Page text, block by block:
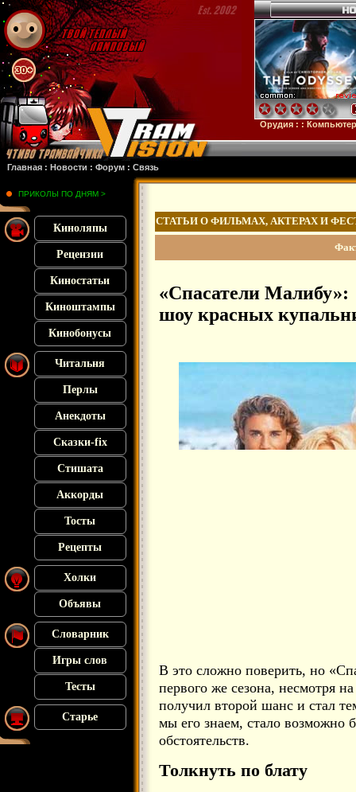
Главная : Новости : Форум : Связь
: :28 лет спустя: : Смерть единорога : :Компьютерные
ПРИКОЛЫ ПО ДНЯМ >
Киноляпы
Рецензии
Киностатьи
Киноштампы
Кинобонусы
Читальня
Перлы
Анекдоты
Сказки-fix
Стишата
Аккорды
Тосты
Рецепты
Холки
Объявы
Словарник
Игры слов
Тесты
Старье
СТАТЬИ О ФИЛЬМАХ, АКТЕРАХ И
«Спасатели Малибу»:
шоу красных
В это сложно поверить, но
первого же сезона, несмотря
получил второй шанс и стал
мы его знаем, стало возможно
обстоятельств.
Толкнуть по блату